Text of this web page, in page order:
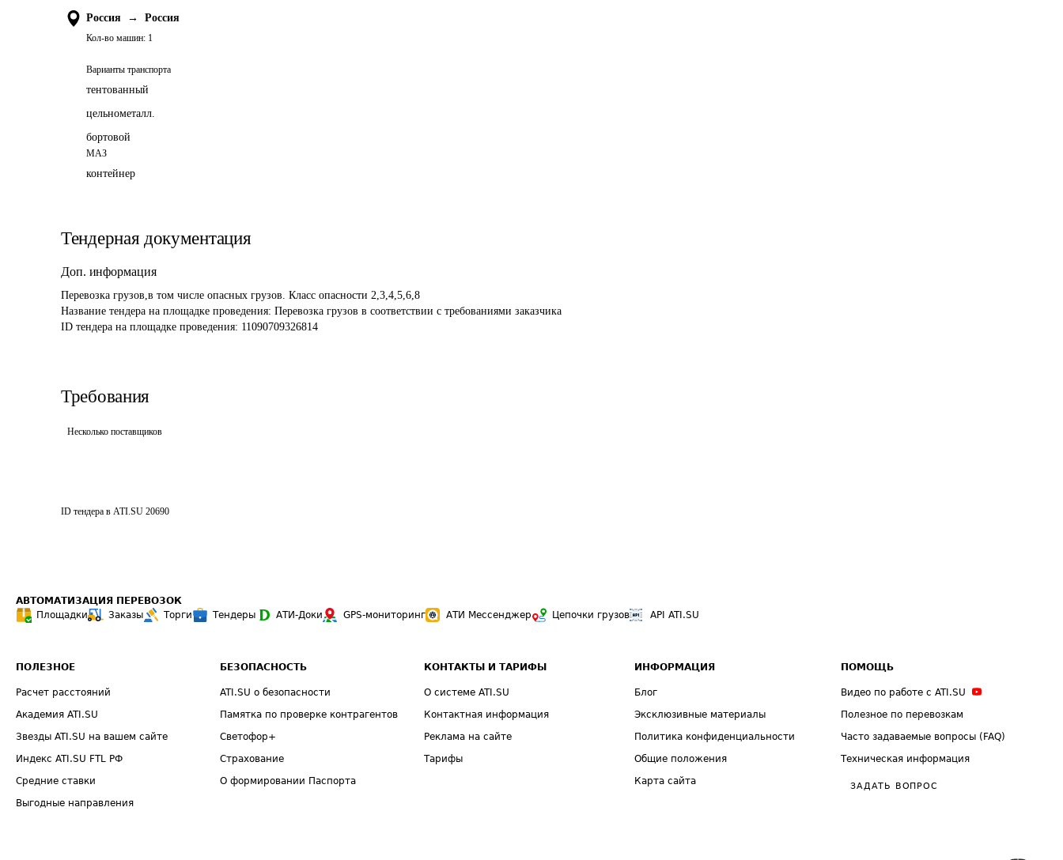
Россия → Россия
Кол-во машин: 1
Варианты транспорта
тентованный
цельнометалл.
бортовой
МАЗ
контейнер
Тендерная документация
Доп. информация
Название тендера на площадке проведения: Перевозка грузов в соответствии с требованиями заказчика
ID тендера на площадке проведения: 11090709326814
Требования
Несколько поставщиков
ID тендера в ATI.SU 20690
АВТОМАТИЗАЦИЯ ПЕРЕВОЗОК
Площадки
Заказы Торги Тендеры АТИ-Доки GPS-мониторинг АТИ Мессенджер Цепочки грузов API ATI.SU
ПОЛЕЗНОЕ
Расчет расстояний
Академия ATI.SU
Звезды ATI.SU на вашем сайте
Индекс ATI.SU FTL РФ
Средние ставки
Выгодные направления
БЕЗОПАСНОСТЬ
ATI.SU о безопасности
Памятка по проверке контрагентов
Светофор+
Страхование
О формировании Паспорта
КОНТАКТЫ И ТАРИФЫ
О системе ATI.SU
Контактная информация
Реклама на сайте
Тарифы
ИНФОРМАЦИЯ
Блог
Эксклюзивные материалы
Политика конфиденциальности
Общие положения
Карта сайта
ПОМОЩЬ
Видео по работе с ATI.SU
Полезное по перевозкам
Часто задаваемые вопросы (FAQ)
Техническая информация
ЗАДАТЬ ВОПРОС